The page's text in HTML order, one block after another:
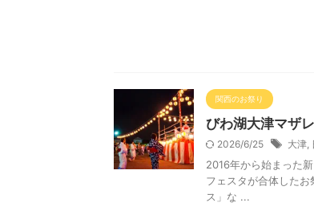
関西のお祭り
びわ湖大津マザ
2026/6/25 大津,
2016年から始まった
フェスタが合体した
ス」な ...